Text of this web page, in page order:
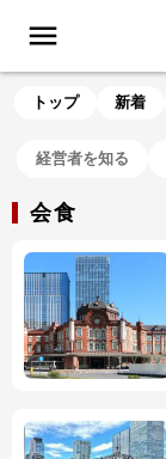
トップ 新着
経営者を知る
会食